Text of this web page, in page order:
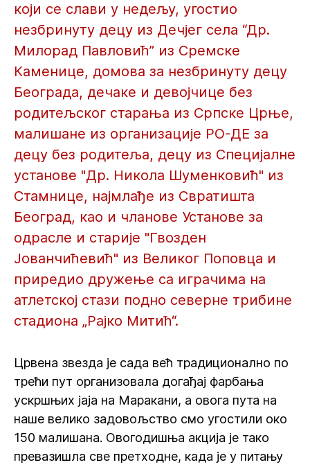
који се слави у недељу, угостио
незбринуту децу из Дечјег села “Др.
Милорад Павловић” из Сремске
Каменице, домова за незбринуту децу
Београда, дечаке и девојчице без
родитељског старања из Српске Црње,
малишане из организације РО-ДЕ за
децу без родитеља, децу из Специјалне
установе "Др. Никола Шуменковић" из
Стамнице, најмлађе из Свратишта
Београд, као и чланове Установе за
одрасле и старије "Гвозден
Јованчићевић" из Великог Поповца и
приредио дружење са играчима на
атлетској стази подно северне трибине
стадиона „Рајко Митић“.
Црвена звезда је сада већ традиционално по
трећи пут организовала догађај фарбања
ускршњих јаја на Маракани, а овога пута на
наше велико задовољство смо угостили око
150 малишана. Овогодишња акција је тако
превазишла све претходне, када је у питању